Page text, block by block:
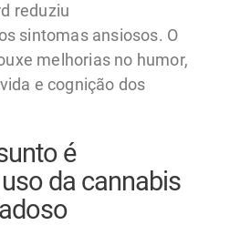
reduziu
sintomas ansiosos. O
melhorias no humor,
e cognição dos
é
da cannabis